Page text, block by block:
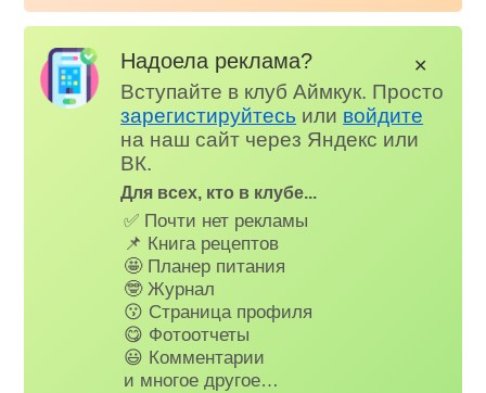
Надоела реклама?
Вступайте в клуб Аймкук. Просто
зарегистируйтесь или войдите
на наш сайт через Яндекс или
ВК.
Для всех, кто в клубе...
✅ Почти нет рекламы
📌 Книга рецептов
🤩 Планер питания
🤓 Журнал
😗 Страница профиля
😋 Фотоотчеты
😃 Комментарии
и многое другое…
✕